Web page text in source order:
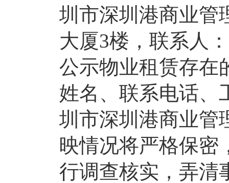
圳市深圳港商业管
大厦3楼，联系人
公示物业租赁存在
姓名、联系电话、
圳市深圳港商业管
映情况将严格保密
行调查核实，弄清